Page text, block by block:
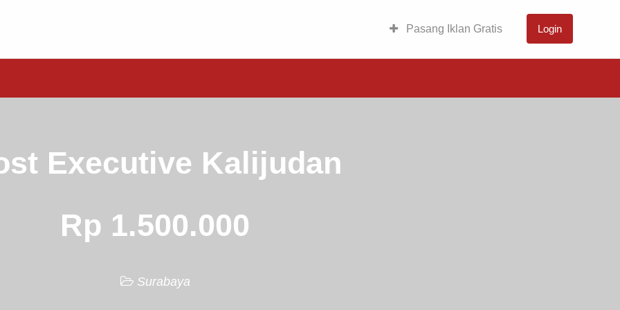
Pasang Iklan Gratis Login
Executive Kalijudan
Rp 1.500.000
Surabaya